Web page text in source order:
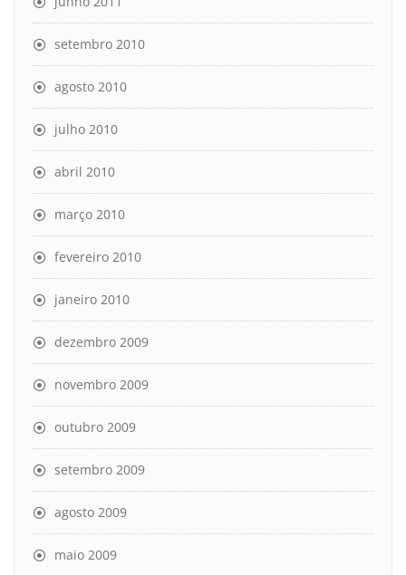
setembro 2010
agosto 2010
julho 2010
abril 2010
março 2010
fevereiro 2010
janeiro 2010
dezembro 2009
novembro 2009
outubro 2009
setembro 2009
agosto 2009
maio 2009